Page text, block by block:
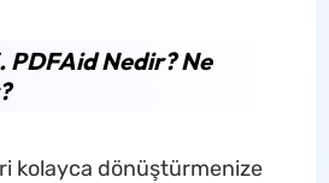
PDFAid Nedir? Ne
kolayca dönüştürmenize